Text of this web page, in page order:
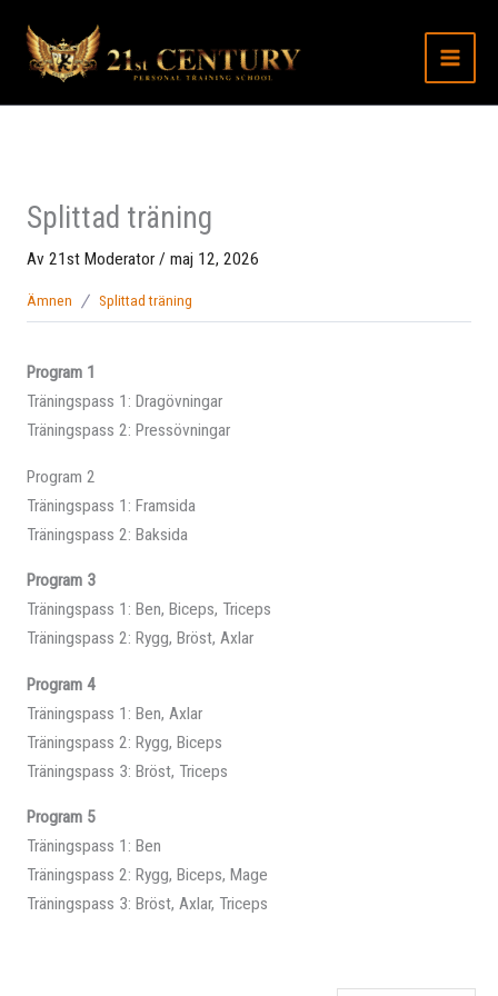
innehåll
Splittad träning
Av 21st Moderator/ maj 12, 2026
Ämnen Splittad träning
Program 1
Träningspass 1: Dragövningar
Träningspass 2: Pressövningar
Program 2
Träningspass 1: Framsida
Träningspass 2: Baksida
Program 3
Träningspass 1: Ben, Biceps, Triceps
Träningspass 2: Rygg, Bröst, Axlar
Program 4
Träningspass 1: Ben, Axlar
Träningspass 2: Rygg, Biceps
Träningspass 3: Bröst, Triceps
Program 5
Träningspass 1: Ben
Träningspass 2: Rygg, Biceps, Mage
Träningspass 3: Bröst, Axlar, Triceps